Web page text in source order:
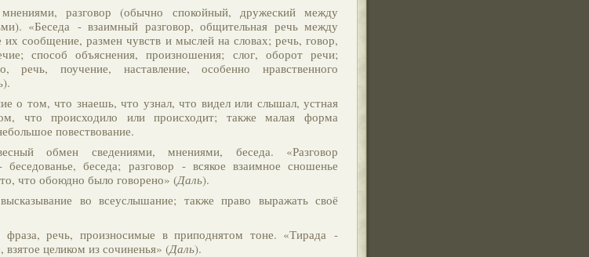
разговор (обычно спокойный, дружеский между
«Беседа - взаимный разговор, общительная речь между
их сообщение, размен чувств и мыслей на словах; речь, говор,
способ объяснения, произношения; слог, оборот речи;
речь, поучение, наставление, особенно нравственного
).
о том, что знаешь, что узнал, что видел или слышал, устная
что происходило или происходит; также малая форма
повествование.
обмен сведениями, мнениями, беседа. «Разговор
беседованье, беседа; разговор - всякое взаимное сношенье
что обоюдно было говорено» (Даль).
во всеуслышание; также право выражать своё
фраза, речь, произносимые в приподнятом тоне. «Тирада -
взятое целиком из сочиненья» (Даль).